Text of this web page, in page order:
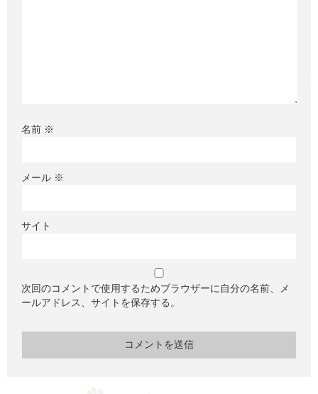
名前 ※
メール ※
サイト
次回のコメントで使用するためブラウザーに自分の名前、メ
ールアドレス、サイトを保存する。